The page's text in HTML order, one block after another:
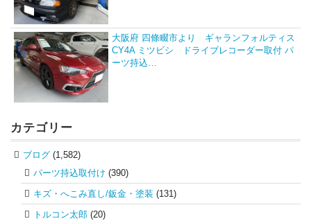
大阪府 四條畷市より ギャランフォルティス
CY4A ミツビシ ドライブレコーダー取付 パ
ーツ持込…
カテゴリー
ブログ (1,582)
パーツ持込取付け (390)
キズ・へこみ直し/鈑金・塗装 (131)
トルコン太郎 (20)